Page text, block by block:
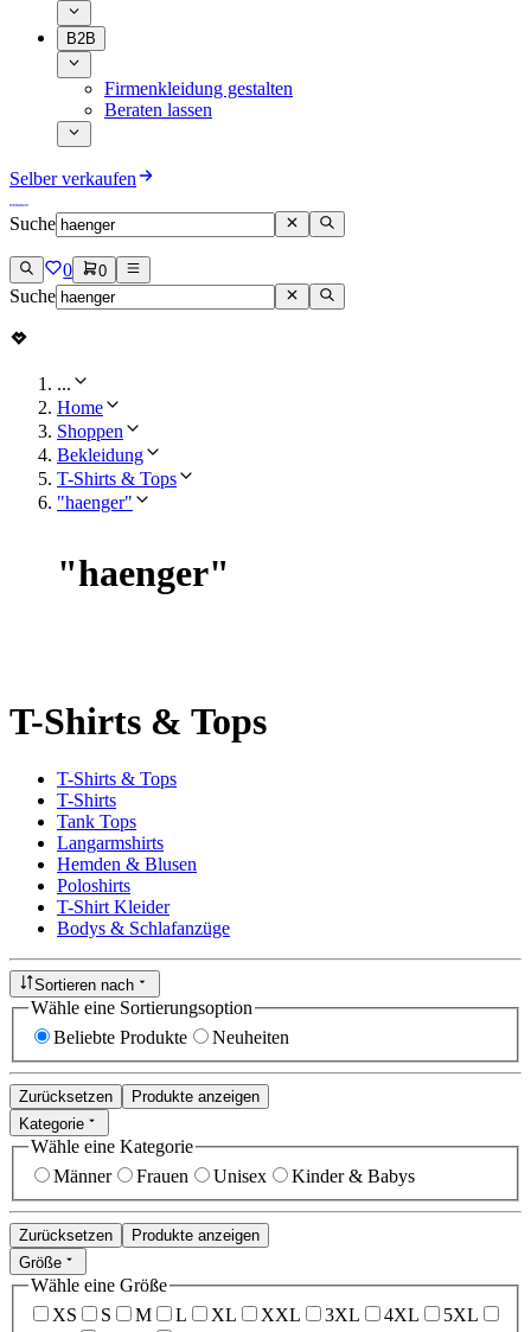
B2B
Firmenkleidung gestalten
Beraten lassen
Selber verkaufen
Suche
0 0
Suche
...
Home
Shoppen
Bekleidung
T-Shirts & Tops
"haenger"
"haenger"
T-Shirts & Tops
T-Shirts & Tops
T-Shirts
Tank Tops
Langarmshirts
Hemden & Blusen
Poloshirts
T-Shirt Kleider
Bodys & Schlafanzüge
Sortieren nach
Wähle eine Sortierungsoption
Beliebte Produkte
Neuheiten
Zurücksetzen
Produkte anzeigen
Kategorie
Wähle eine Kategorie
Männer
Frauen Unisex Kinder & Babys
Zurücksetzen
Produkte anzeigen
Größe
Wähle eine Größe
XS
S M L XL XXL 3XL 4XL
5XL